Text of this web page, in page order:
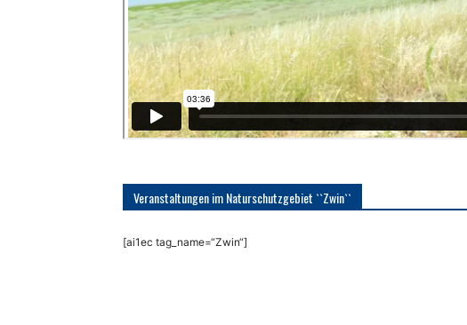
Veranstaltungen im Naturschutzgebiet ``Zwin``
[ai1ec tag_name=“Zwin“]